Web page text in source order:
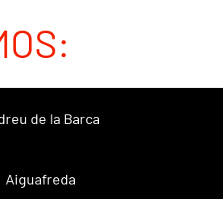
de la Barca
Aiguafreda